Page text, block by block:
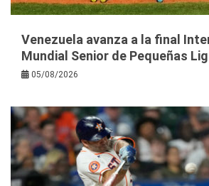
Venezuela avanza a la final
Mundial Senior de Pequeñas
05/08/2026